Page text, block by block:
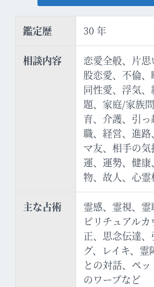
鑑定歴 30 年
相談内容
恋愛全般、片
股恋愛、不倫、
同性愛、浮気
題、家庭/家族
育、介護、引
職、経営、進
マ友、相手の
運、運勢、健
物、故人、心霊
主な占術
霊感、霊視、
ピリチュアル
正、思念伝達
グ、レイキ、
との対話、ペ
のワープなど